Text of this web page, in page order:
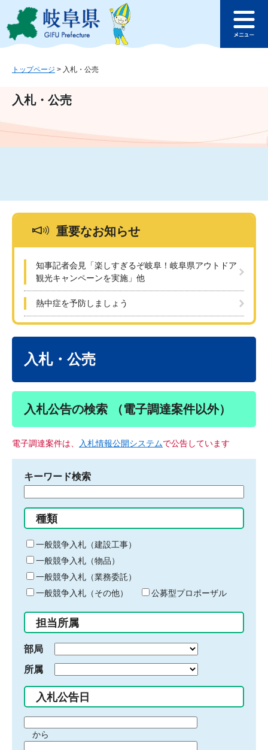
ジ
ュ
文
このページの本文へ
ュ
トップページ > 入札・公売
入札・公売
重要なお知らせ
知事記者会見「楽しすぎるぞ岐阜！岐阜県アウトドア
観光キャンペーンを実施」他
熱中症を予防しましょう
入札・公売
入札公告の検索 （電子調達案件以外）
電子調達案件は、 入札情報公開システムで公告しています
キーワード検索
る
キ
ー
ワ
ー
ド
入
力
種類
一般競争入札（建設工事）
一般競争入札（物品）
一般競争入札（業務委託）
一般競争入札（その他）
公募型プロポーザル
担当所属
部局
所属
入札公告日
間から